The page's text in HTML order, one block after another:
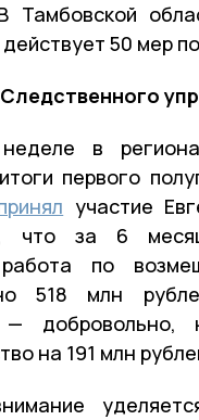
Тамбовской
действует 50 мер
в
первого
участие
что за 6
по
518 млн
добровольно,
на 191 млн